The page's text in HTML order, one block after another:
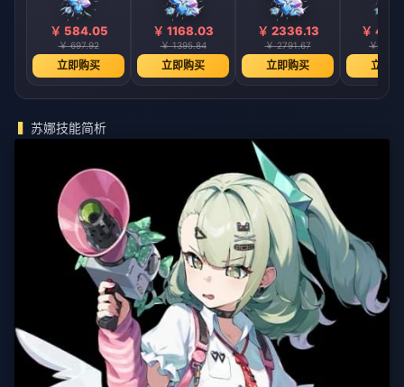
￥ 584.05
￥ 697.92
立即购买
￥ 1168.03
￥ 1395.84
立即购买
￥ 2336.13
￥ 2791.67
立即购买
￥
￥
立即
苏娜技能简析